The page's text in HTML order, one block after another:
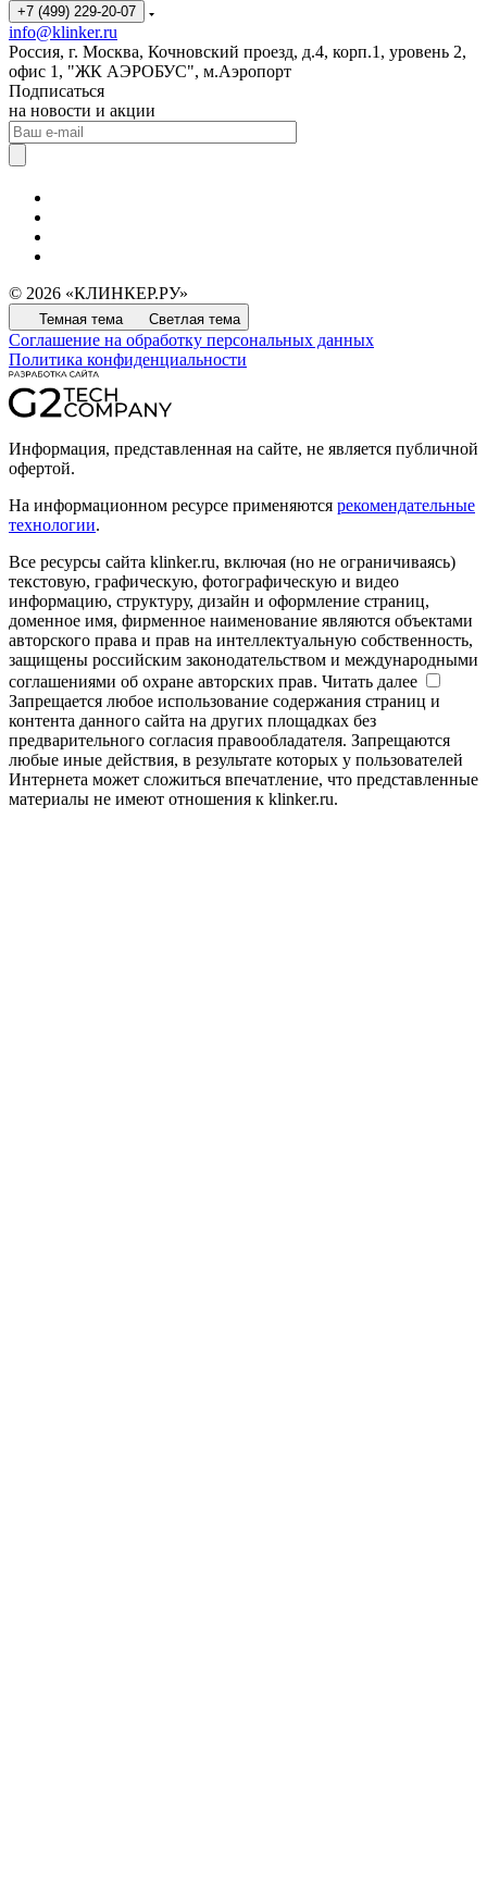
+7 (499) 229-20-07
info@klinker.ru
Россия, г. Москва, Кочновский проезд, д.4, корп.1, уровень 2,
офис 1, "ЖК АЭРОБУС", м.Аэропорт
Подписаться
на новости и акции
© 2026 «КЛИНКЕР.РУ»
Темная тема Светлая тема
Соглашение на обработку персональных данных
Политика конфиденциальности
Информация, представленная на сайте, не является публичной
офертой.
На информационном ресурсе применяются рекомендательные
технологии.
Все ресурсы сайта klinker.ru, включая (но не ограничиваясь)
текстовую, графическую, фотографическую и видео
информацию, структуру, дизайн и оформление страниц,
доменное имя, фирменное наименование являются объектами
авторского права и прав на интеллектуальную собственность,
защищены российским законодательством и международными
соглашениями об охране авторских прав. Читать далее
Запрещается любое использование содержания страниц и
контента данного сайта на других площадках без
предварительного согласия правообладателя. Запрещаются
любые иные действия, в результате которых у пользователей
Интернета может сложиться впечатление, что представленные
материалы не имеют отношения к klinker.ru.